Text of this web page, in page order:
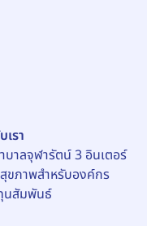
เรา
บาลจุฬารัตน์ 3 อินเตอร์
ขภาพสำหรับองค์กร
นสัมพันธ์